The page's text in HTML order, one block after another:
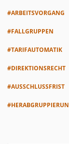
#ARBEITSVORGANG
#FALLGRUPPEN
#TARIFAUTOMATIK
#DIREKTIONSRECHT
#AUSSCHLUSSFRIST